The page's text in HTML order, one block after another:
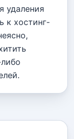
удаления
к хостинг-